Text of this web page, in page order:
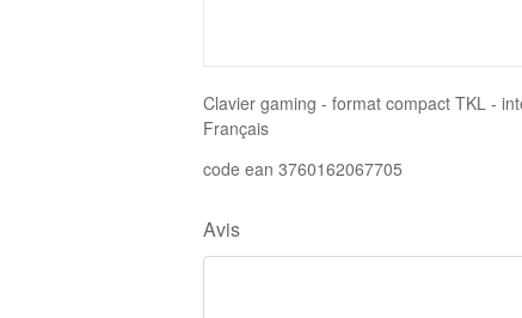
Clavier gaming - format compact TKL -
Français
code ean 3760162067705
Avis